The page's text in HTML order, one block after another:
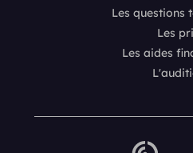
Les questions
Les
Les aides